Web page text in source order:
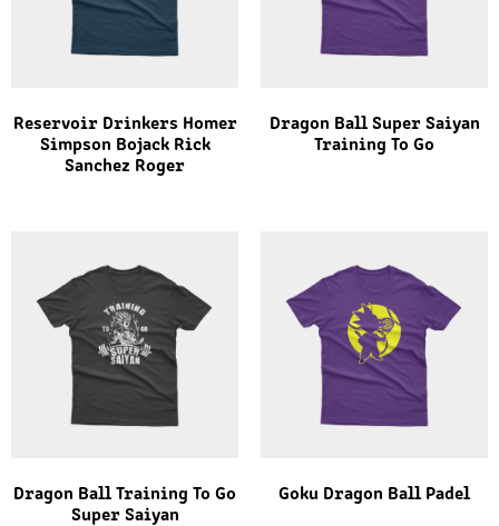
Reservoir Drinkers Homer
Simpson Bojack Rick
Sanchez Roger
Dragon Ball Super Saiyan
Training To Go
Dragon Ball Training To Go
Super Saiyan
Goku Dragon Ball Padel